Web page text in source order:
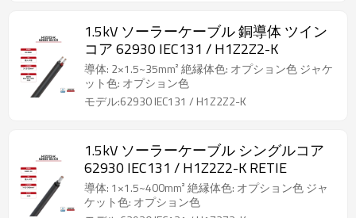
1.5kV ソーラーケーブル 銅導体 ツイン
コア 62930 IEC131 / H1Z2Z2-K
導体: 2×1.5~35mm² 絶縁体色: オプション色 ジャケ
ット色: オプション色
モデル:62930 IEC131 / H1Z2Z2-K
1.5kV ソーラーケーブル シングルコア
62930 IEC131 / H1Z2Z2-K RETIE
導体: 1×1.5~400mm² 絶縁体色: オプション色 ジャ
ケット色: オプション色